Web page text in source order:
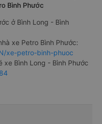
Bình Phước
ở Bình Long - Bình
xe Petro Bình Phước:
xe-petro-binh-phuoc
xe Bình Long - Bình Phước